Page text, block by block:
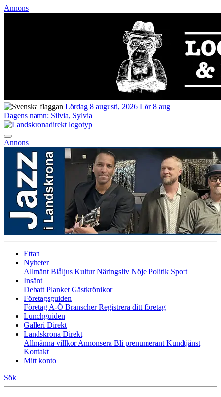
Annons
Lördag 8 augusti, 2026 Lör 8 aug
Dagens namn: Silvia, Sylvia
Annons
Ettan
Nyheter
Allmänt Blåljus KulturNäringsliv Nöje Politik Sport
Insänt
Debatt Planket Gästkrönikor
Företagsguiden
Företag A-Ö BranscherRegistrera ditt företag
Lunchguiden
Galleri Direkt
Landskrona Direkt
Allmänna villkorAnnonsera Bli prenumerant Kundtjänst
Kontakt
Mitt konto
Sök